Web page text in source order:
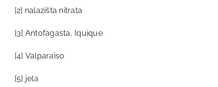
[2] nalazišta nitrata
[3] Antofagasta, Iquique
[4] Valparaiso
[5] jela